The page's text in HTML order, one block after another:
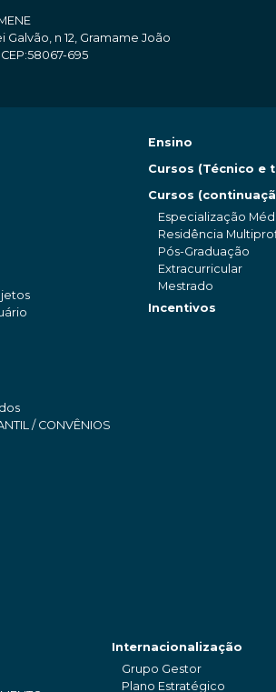
Galvão, n 12, Gramame João
695
/ CONVÊNIOS
Ensino
Cursos (Técnico e
Cursos
Especialização
Residência
Pós-Graduação
Extracurricular
Mestrado
Incentivos
Internacionalização
Grupo Gestor
Plano Estratégico